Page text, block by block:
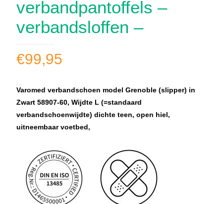
verbandpantoffels –
verbandsloffen –
€99,95
Varomed verbandschoen model Grenoble (slipper) in
Zwart 58907-60, Wijdte L (=standaard
verbandschoenwijdte) dichte teen, open hiel,
uitneembaar voetbed,